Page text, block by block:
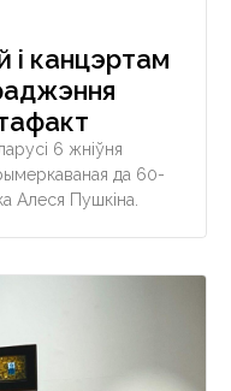
канцэртам
6 жніўня
да 60-
Алеся Пушкіна.